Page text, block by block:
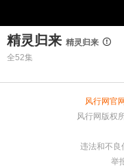
精灵归来 精灵归来
全52集
风行网官网
风行网版权
违法和不良
举